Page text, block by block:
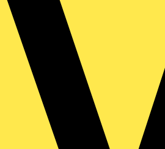
Zugang zu Branchennews,
und Tools – alles auf einer